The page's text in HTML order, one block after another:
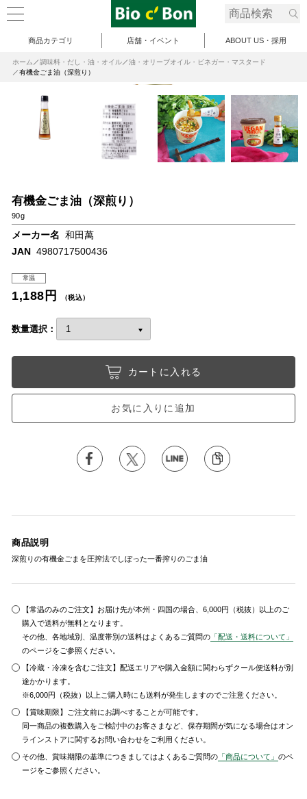
商品カテゴリ 店舗・イベント ABOUT US・採用
ホーム 調味料・だし・油・オイル
油・オリーブオイル・ビネガー・マスタード
有機金ごま油（深煎り）
有機金ごま油（深煎り）
90g
メーカー名 和田萬
JAN 4980717500436
常温
1,188円 （税込）
数量選択：
カートに入れる
お気に入りに追加
商品説明
深煎りの有機金ごまを圧搾法でしぼった一番搾りのごま油
【常温のみのご注文】お届け先が本州・四国の場合、6,000円（税抜）以上のご
購入で送料が無料となります。
その他、各地域別、温度帯別の送料はよくあるご質問の 「配送・送料について」
のページをご参照ください。
【冷蔵・冷凍を含むご注文】配送エリアや購入金額に関わらずクール便送料が別
途かかります。
※6,000円（税抜）以上ご購入時にも送料が発生しますのでご注意ください。
【賞味期限】ご注文前にお調べすることが可能です。
同一商品の複数購入をご検討中のお客さまなど、保存期間が気になる場合はオン
ラインストアに関するお問い合わせをご利用ください。
その他、賞味期限の基準につきましてはよくあるご質問の 「商品について」のペ
ージをご参照ください。